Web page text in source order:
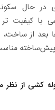
در حال
با کیفیت
بعد از ساخت،
پیش‌ساخته
کشی از